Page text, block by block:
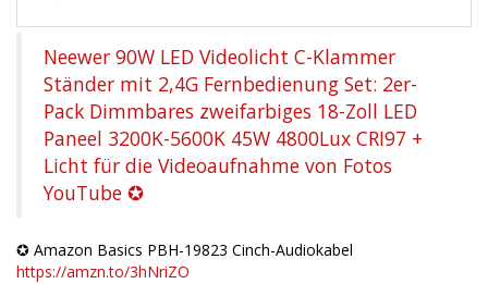
Neewer 90W LED Videolicht C-Klammer
Ständer mit 2,4G Fernbedienung Set: 2er-
Pack Dimmbares zweifarbiges 18-Zoll LED
Paneel 3200K-5600K 45W 4800Lux CRI97 +
Licht für die Videoaufnahme von Fotos
YouTube ✪
✪ Amazon Basics PBH-19823 Cinch-Audiokabel
https://amzn.to/3hNriZO